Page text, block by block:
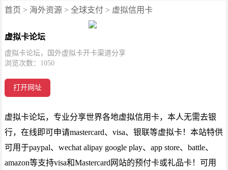
首页 > 海外资源 >全球支付 > 虚拟信用卡
虚拟卡论坛
虚拟卡论坛，国外虚拟卡开卡渠道分享
浏览次数： 1050
打开网址
虚拟卡论坛，专业分享世界各地虚拟信用卡，本人无需去银
行，在线即可申请mastercard、visa、银联等虚拟卡！本站特供
可用于paypal、wechat alipay google play、app store、battle、
amazon等支持visa和Mastercard网站的预付卡或礼品卡！可用